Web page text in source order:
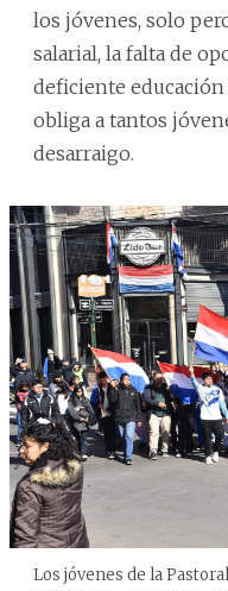
los jóvenes, solo
salarial, la falta de
deficiente
obliga a tantos
desarraigo.
Los jóvenes de la